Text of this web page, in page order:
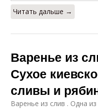
Читать дальше →
Варенье из
Сухое
сливы и
Варенье из слив . Одна